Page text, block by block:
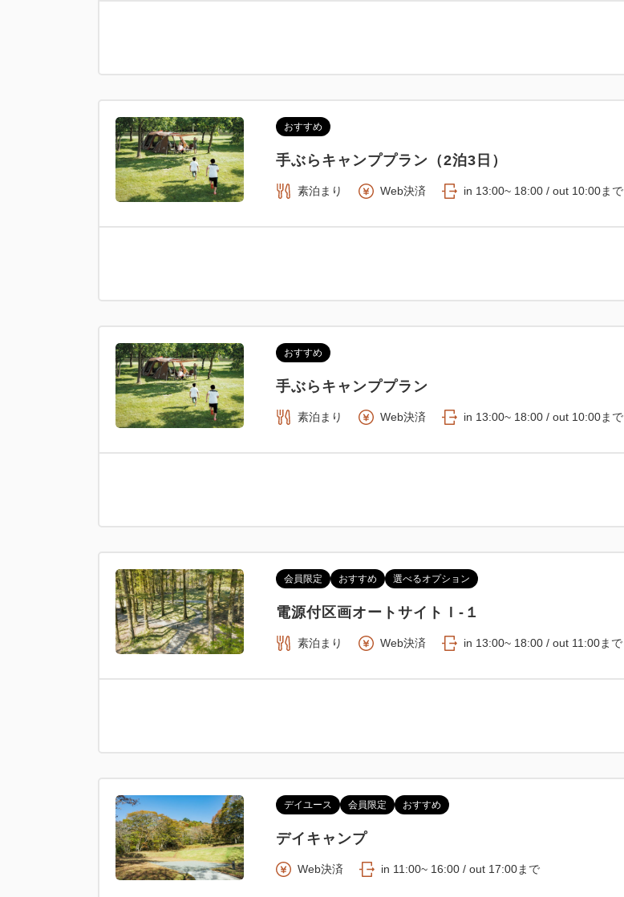
おすすめ
手ぶらキャンププラン（2泊3日）
素泊まり Web決済 in 13:00~ 18:00 / out 10:00まで
おすすめ
手ぶらキャンププラン
素泊まり Web決済 in 13:00~ 18:00 / out 10:00まで
会員限定 おすすめ 選べるオプション
電源付区画オートサイトＩ-１
素泊まり Web決済 in 13:00~ 18:00 / out 11:00まで
デイユース 会員限定 おすすめ
デイキャンプ
Web決済 in 11:00~ 16:00 / out 17:00まで